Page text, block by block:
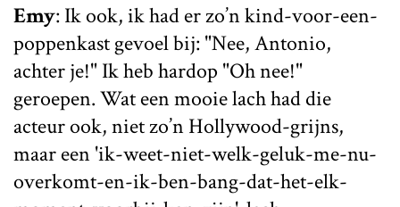
Emy: Ik ook, ik had er zo’n kind-voor-een-
poppenkast gevoel bij: "Nee, Antonio,
achter je!" Ik heb hardop "Oh nee!"
geroepen. Wat een mooie lach had die
acteur ook, niet zo’n Hollywood-grijns,
maar een 'ik-weet-niet-welk-geluk-me-nu-
overkomt-en-ik-ben-bang-dat-het-elk-